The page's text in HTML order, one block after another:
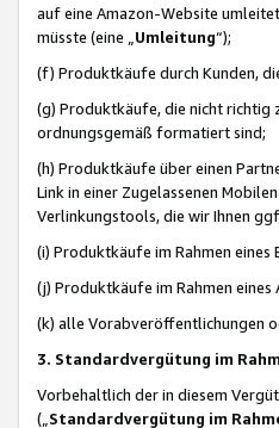
auf eine Amazon-Website
müsste (eine „ Umleitung“);
(f) Produktkäufe durch Kunden,
(g) Produktkäufe, die nicht richtig
ordnungsgemäß formatiert sind;
(h) Produktkäufe über einen
Link in einer Zugelassenen
Verlinkungstools, die wir Ihnen
(i) Produktkäufe im Rahmen
(j) Produktkäufe im Rahmen
(k) alle Vorabveröffentlichungen
3. Standardvergütung im
Vorbehaltlich der in diesem
(„ Standardvergütung im